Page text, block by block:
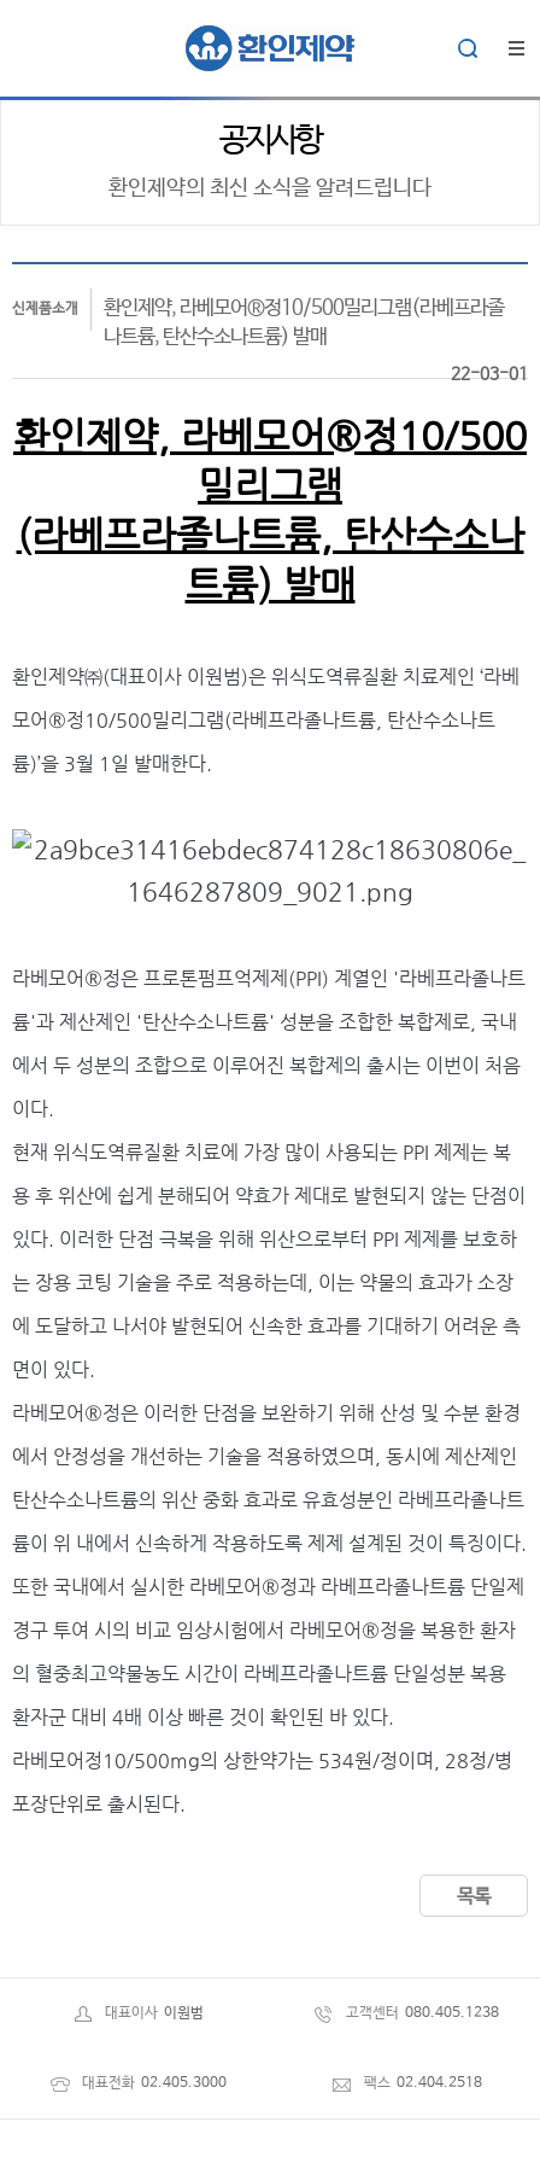
공지사항
환인제약의 최신 소식을 알려드립니다
신제품소개
환인제약, 라베모어®정10/500밀리그램(라베프라졸
나트륨, 탄산수소나트륨) 발매
22-03-01
환인제약, 라베모어®정10/500
밀리그램
(라베프라졸나트륨, 탄산수소나
트륨) 발매
환인제약㈜(대표이사 이원범)은 위식도역류질환 치료제인 ‘라베
모어®정10/500밀리그램(라베프라졸나트륨, 탄산수소나트
륨)’을 3월 1일 발매한다.
라베모어®정은 프로톤펌프억제제(PPI) 계열인 '라베프라졸나트
륨'과 제산제인 '탄산수소나트륨' 성분을 조합한 복합제로, 국내
에서 두 성분의 조합으로 이루어진 복합제의 출시는 이번이 처음
이다.
현재 위식도역류질환 치료에 가장 많이 사용되는 PPI 제제는 복
용 후 위산에 쉽게 분해되어 약효가 제대로 발현되지 않는 단점이
있다. 이러한 단점 극복을 위해 위산으로부터 PPI 제제를 보호하
는 장용 코팅 기술을 주로 적용하는데, 이는 약물의 효과가 소장
에 도달하고 나서야 발현되어 신속한 효과를 기대하기 어려운 측
면이 있다.
라베모어®정은 이러한 단점을 보완하기 위해 산성 및 수분 환경
에서 안정성을 개선하는 기술을 적용하였으며, 동시에 제산제인
탄산수소나트륨의 위산 중화 효과로 유효성분인 라베프라졸나트
륨이 위 내에서 신속하게 작용하도록 제제 설계된 것이 특징이다.
또한 국내에서 실시한 라베모어®정과 라베프라졸나트륨 단일제
경구 투여 시의 비교 임상시험에서 라베모어®정을 복용한 환자
의 혈중최고약물농도 시간이 라베프라졸나트륨 단일성분 복용
환자군 대비 4배 이상 빠른 것이 확인된 바 있다.
라베모어정10/500mg의 상한약가는 534원/정이며, 28정/병
포장단위로 출시된다.
목록
대표이사 이원범 고객센터 080.405.1238
대표전화 02.405.3000 팩스 02.404.2518